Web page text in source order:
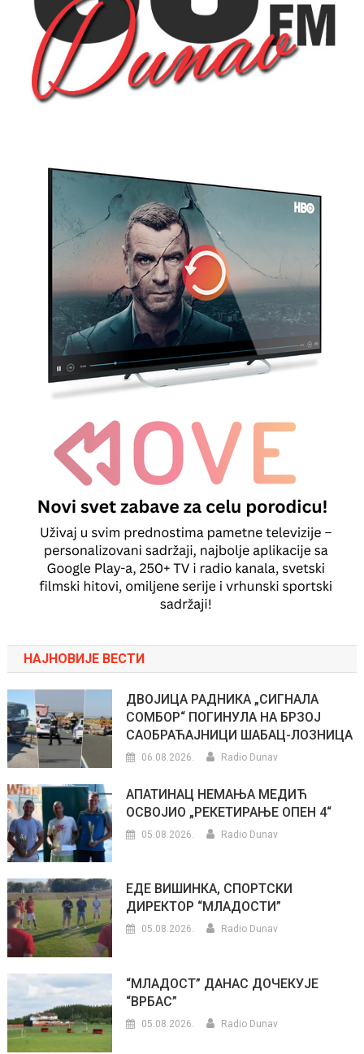
НАЈНОВИЈЕ ВЕСТИ
ДВОЈИЦА РАДНИКА „СИГНАЛА
СОМБОР“ ПОГИНУЛА НА БРЗОЈ
САОБРАЋАЈНИЦИ ШАБАЦ-ЛОЗНИЦА
06.08.2026. Radio Dunav
АПАТИНАЦ НЕМАЊА МЕДИЋ
ОСВОЈИО „РЕКЕТИРАЊЕ ОПЕН 4“
05.08.2026. Radio Dunav
ЕДЕ ВИШИНКА, СПОРТСКИ
ДИРЕКТОР “МЛАДОСТИ”
05.08.2026. Radio Dunav
“МЛАДОСТ” ДАНАС ДОЧЕКУЈЕ
“ВРБАС”
05.08.2026. Radio Dunav